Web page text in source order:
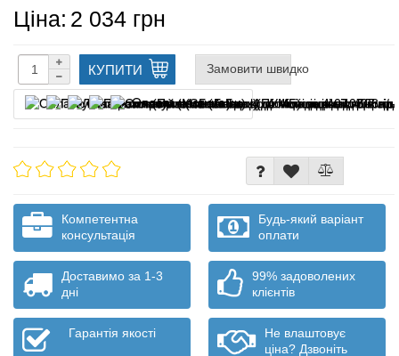
Ціна: 2 034 грн
КУПИТИ Замовити швидко
Оплата частинами
Компетентна
консультація
Будь-який варіант
оплати
Доставимо за 1-3
дні
99% задоволених
клієнтів
Гарантія якості
Не влаштовує
ціна? Дзвоніть